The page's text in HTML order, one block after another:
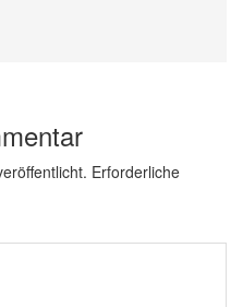
Erforderliche